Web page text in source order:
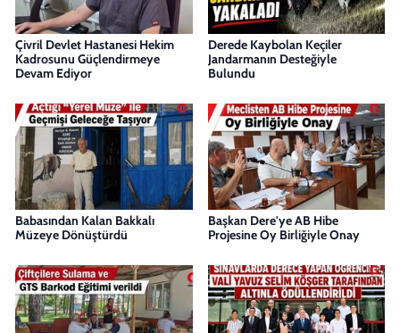
Çivril Devlet Hastanesi Hekim
Kadrosunu Güçlendirmeye
Devam Ediyor
Derede Kaybolan Keçiler
Jandarmanın Desteğiyle
Bulundu
Babasından Kalan Bakkalı
Müzeye Dönüştürdü
Başkan Dere'ye AB Hibe
Projesine Oy Birliğiyle Onay